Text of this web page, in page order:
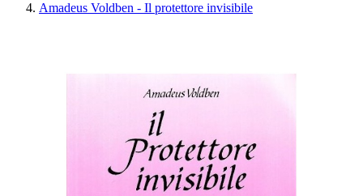
Amadeus Voldben - Il protettore invisibile